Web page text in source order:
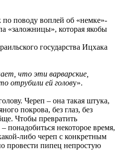
поводу воплей об «немке»-
«заложницы», которая якобы
государства Ицхака
что эти варварские,
отрубили ей голову».
Череп – она такая штука,
покрова, без глаз, без
Чтобы превратить
понадобиться некоторое время,
либо череп с конкретным
провести пипец непростую